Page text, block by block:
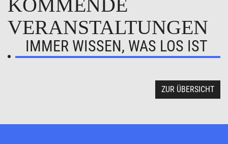
KOMMENDE
VERANSTALTUNGEN
IMMER WISSEN, WAS LOS IST
ZUR ÜBERSICHT